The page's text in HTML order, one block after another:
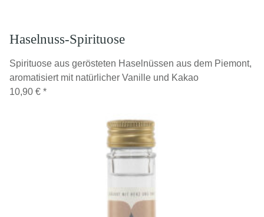
Haselnuss-Spirituose
Spirituose aus gerösteten Haselnüssen aus dem Piemont,
aromatisiert mit natürlicher Vanille und Kakao
10,90 € *